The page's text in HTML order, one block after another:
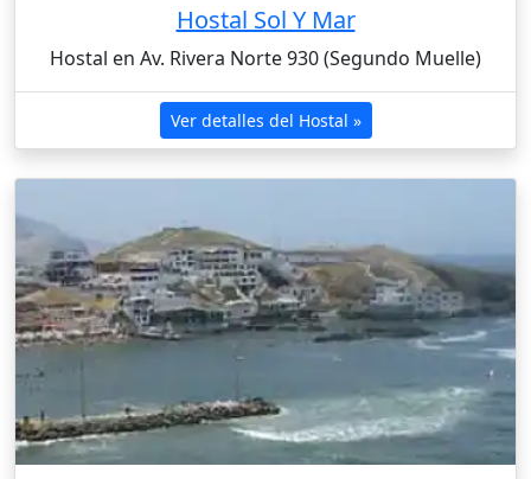
Hostal Sol Y Mar
Hostal en Av. Rivera Norte 930 (Segundo Muelle)
Ver detalles del Hostal »